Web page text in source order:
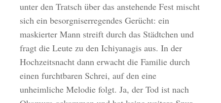
unter den Tratsch über das anstehende Fest mischt
sich ein besorgniserregendes Gerücht: ein
maskierter Mann streift durch das Städtchen und
fragt die Leute zu den Ichiyanagis aus. In der
Hochzeitsnacht dann erwacht die Familie durch
einen furchtbaren Schrei, auf den eine
unheimliche Melodie folgt. Ja, der Tod ist nach